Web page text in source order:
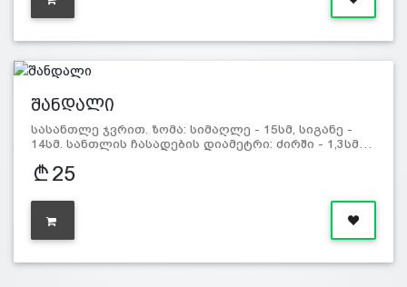
შანდალი
სასანთლე ჯვრით. ზომა: სიმაღლე - 15სმ, სიგანე -
14სმ. სანთლის ჩასადების დიამეტრი: ძირში - 1,3სმ…
25